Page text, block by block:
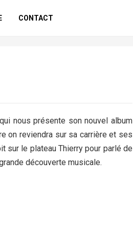
CONTACT
nous présente son nouvel album
on reviendra sur sa carrière et ses
sur le plateau Thierry pour parlé de
découverte musicale.